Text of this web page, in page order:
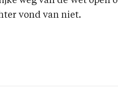
vond van niet.